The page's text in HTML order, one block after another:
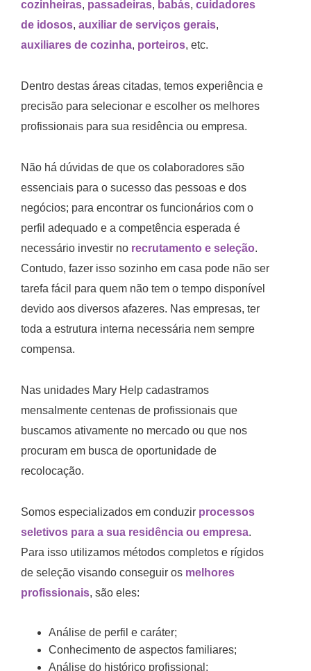
cozinheiras, passadeiras, babás, cuidadores
de idosos, auxiliar de serviços gerais,
auxiliares de cozinha, porteiros, etc.
Dentro destas áreas citadas, temos experiência e
precisão para selecionar e escolher os melhores
profissionais para sua residência ou empresa.
Não há dúvidas de que os colaboradores são
essenciais para o sucesso das pessoas e dos
negócios; para encontrar os funcionários com o
perfil adequado e a competência esperada é
necessário investir no recrutamento e seleção.
Contudo, fazer isso sozinho em casa pode não ser
tarefa fácil para quem não tem o tempo disponível
devido aos diversos afazeres. Nas empresas, ter
toda a estrutura interna necessária nem sempre
compensa.
Nas unidades Mary Help cadastramos
mensalmente centenas de profissionais que
buscamos ativamente no mercado ou que nos
procuram em busca de oportunidade de
recolocação.
Somos especializados em conduzir processos
seletivos para a sua residência ou empresa.
Para isso utilizamos métodos completos e rígidos
de seleção visando conseguir os melhores
profissionais, são eles:
Análise de perfil e caráter;
Conhecimento de aspectos familiares;
Análise do histórico profissional;